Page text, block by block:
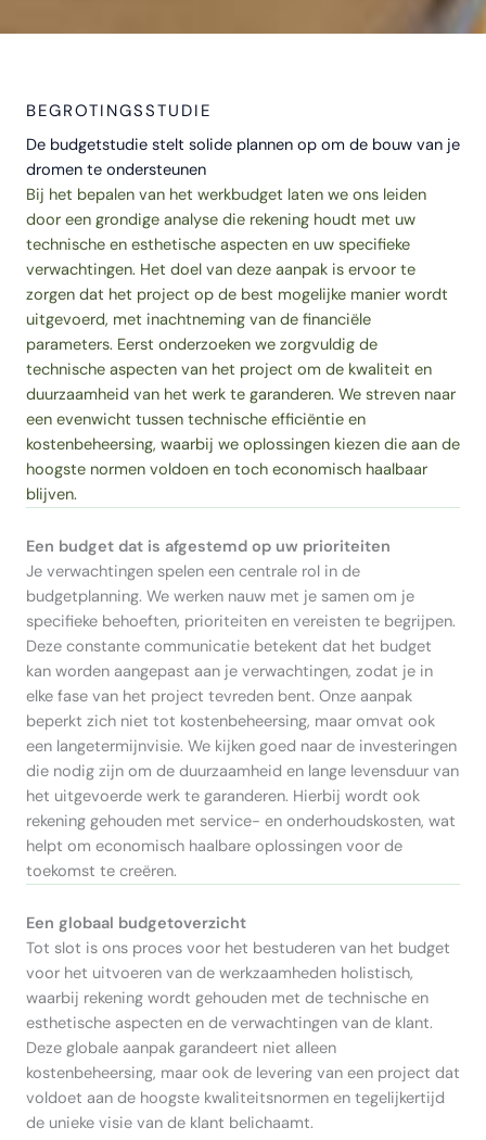
BEGROTINGSSTUDIE
De budgetstudie stelt solide plannen op om de bouw van je
dromen te ondersteunen
Bij het bepalen van het werkbudget laten we ons leiden
door een grondige analyse die rekening houdt met uw
technische en esthetische aspecten en uw specifieke
verwachtingen. Het doel van deze aanpak is ervoor te
zorgen dat het project op de best mogelijke manier wordt
uitgevoerd, met inachtneming van de financiële
parameters. Eerst onderzoeken we zorgvuldig de
technische aspecten van het project om de kwaliteit en
duurzaamheid van het werk te garanderen. We streven naar
een evenwicht tussen technische efficiëntie en
kostenbeheersing, waarbij we oplossingen kiezen die aan de
hoogste normen voldoen en toch economisch haalbaar
blijven.
Een budget dat is afgestemd op uw prioriteiten
Je verwachtingen spelen een centrale rol in de
budgetplanning. We werken nauw met je samen om je
specifieke behoeften, prioriteiten en vereisten te begrijpen.
Deze constante communicatie betekent dat het budget
kan worden aangepast aan je verwachtingen, zodat je in
elke fase van het project tevreden bent. Onze aanpak
beperkt zich niet tot kostenbeheersing, maar omvat ook
een langetermijnvisie. We kijken goed naar de investeringen
die nodig zijn om de duurzaamheid en lange levensduur van
het uitgevoerde werk te garanderen. Hierbij wordt ook
rekening gehouden met service- en onderhoudskosten, wat
helpt om economisch haalbare oplossingen voor de
toekomst te creëren.
Een globaal budgetoverzicht
Tot slot is ons proces voor het bestuderen van het budget
voor het uitvoeren van de werkzaamheden holistisch,
waarbij rekening wordt gehouden met de technische en
esthetische aspecten en de verwachtingen van de klant.
Deze globale aanpak garandeert niet alleen
kostenbeheersing, maar ook de levering van een project dat
voldoet aan de hoogste kwaliteitsnormen en tegelijkertijd
de unieke visie van de klant belichaamt.